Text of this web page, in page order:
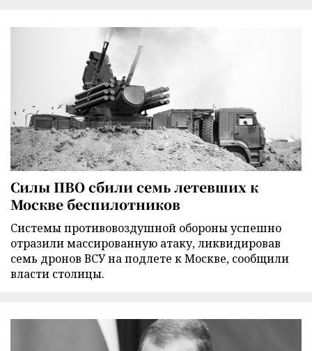
Силы ПВО сбили семь летевших к
Москве беспилотников
Cистемы противовоздушной обороны успешно
отразили массированную атаку, ликвидировав
семь дронов ВСУ на подлете к Москве, сообщили
власти столицы.